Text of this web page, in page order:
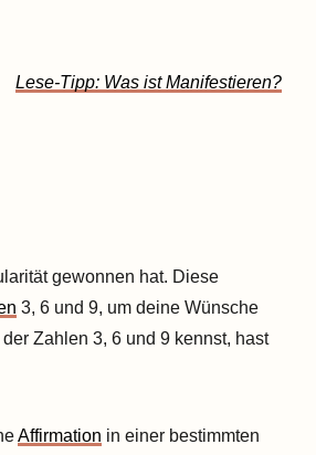
Lese-Tipp: Was ist Manifestieren?
gewonnen hat. Diese
3, 6 und 9, um deine Wünsche
Zahlen 3, 6 und 9 kennst, hast
Affirmation in einer bestimmten